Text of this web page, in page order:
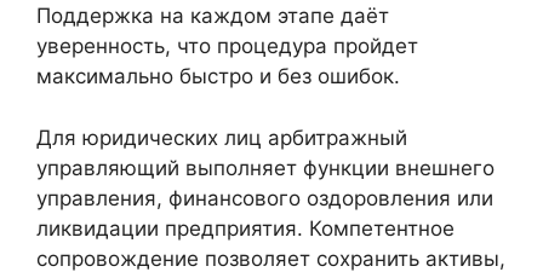
Поддержка на каждом этапе даёт
уверенность, что процедура пройдет
максимально быстро и без ошибок.
Для юридических лиц арбитражный
управляющий выполняет функции внешнего
управления, финансового оздоровления или
ликвидации предприятия. Компетентное
сопровождение позволяет сохранить активы,